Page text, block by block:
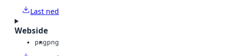
Last ned
Webside
pngpng